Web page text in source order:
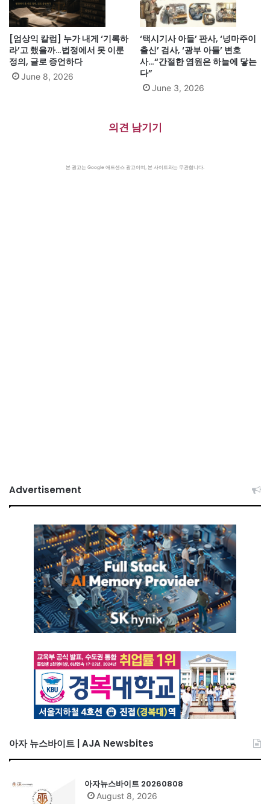
[엄상익 칼럼] 누가 내게 ‘기록하
라’고 했을까…법정에서 못 이룬
정의, 글로 증언하다
June 8, 2026
‘택시기사 아들’ 판사, ‘넝마주이
출신’ 검사, ‘광부 아들’ 변호
사…“간절한 염원은 하늘에 닿는
다”
June 3, 2026
의견 남기기
본 광고는 Google 애드센스 광고이며, 본 사이트와는 무관합니다.
Advertisement
아자 뉴스바이트 | AJA Newsbites
아자뉴스바이트 20260808
August 8, 2026